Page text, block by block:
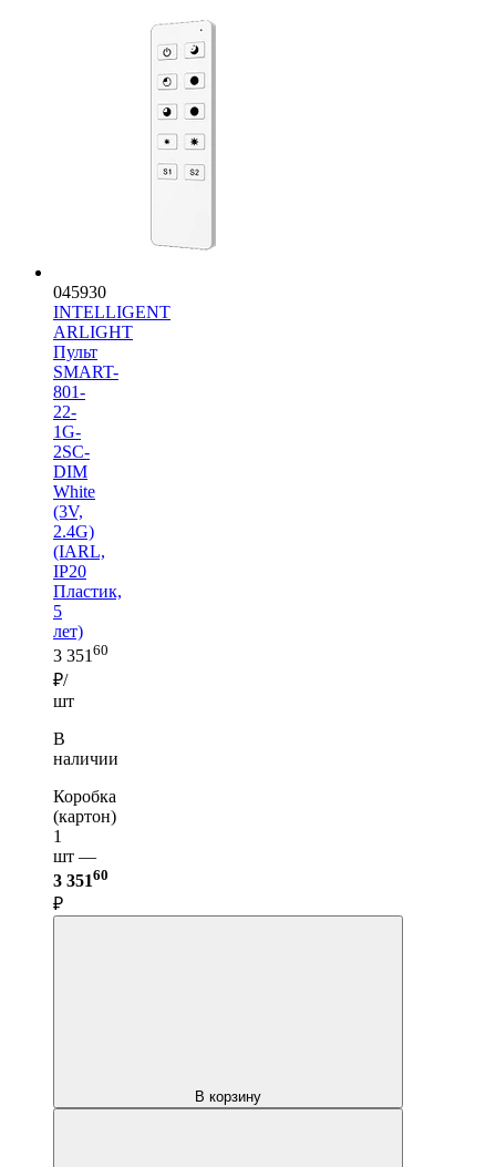
045930
INTELLIGENT
ARLIGHT
Пульт
SMART-
801-
22-
1G-
2SC-
DIM
White
(3V,
2.4G)
(IARL,
IP20
Пластик,
5
лет)
3 35160
₽/
шт
В
наличии
Коробка
(картон)
1
шт —
3 35160
₽
В корзину